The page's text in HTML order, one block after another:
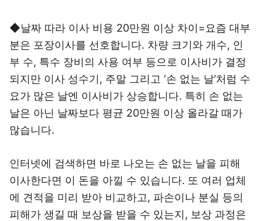
◆날짜 따라 이사 비용 20만원 이상 차이=요즘 대부
분은 포장이사를 선호합니다. 차량 크기와 개수, 인
부 수, 특수 장비의 사용 여부 등으로 이사비가 결정
되지만 이사 성수기, 주말 그리고 ‘손 없는 날’처럼 수
요가 많은 날엔 이사비가 상승합니다. 특히 손 없는
날은 아닌 날짜보다 평균 20만원 이상 올라갈 때가
많습니다.
인터넷에 검색하면 바로 나오는 손 없는 날을 피해
이사한다면 이 돈을 아낄 수 있습니다. 또 여러 업체
에 견적을 미리 받아 비교하고, 파손이나 분실 등의
피해가 생길 때 보상을 받을 수 있는지, 보상 과정은